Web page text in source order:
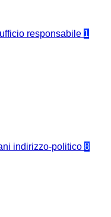
responsabile 1
indirizzo-politico 8